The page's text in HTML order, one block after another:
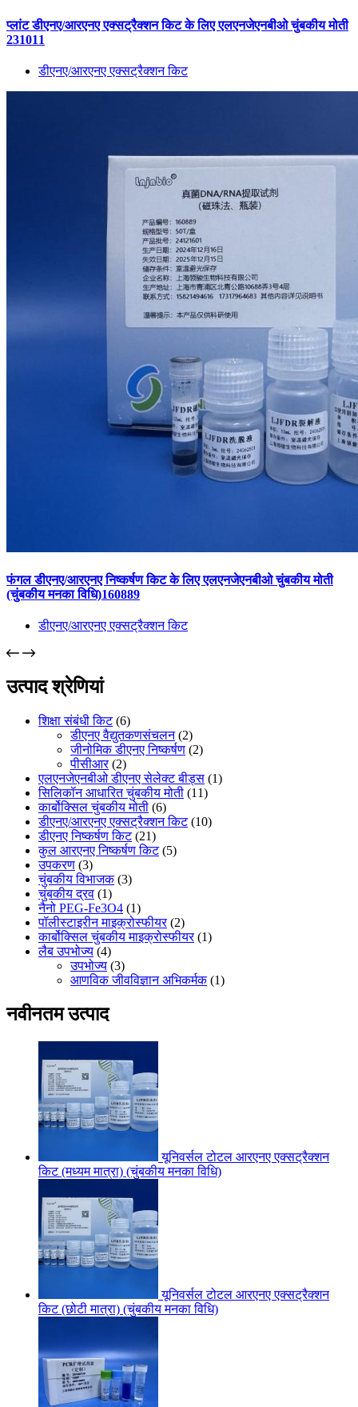
प्लांट डीएनए/आरएनए एक्सट्रैक्शन किट के लिए एलएनजेएनबीओ चुंबकीय मोती
231011
डीएनए/आरएनए एक्सट्रैक्शन किट
फंगल डीएनए/आरएनए निष्कर्षण किट के लिए एलएनजेएनबीओ चुंबकीय मोती
(चुंबकीय मनका विधि)160889
डीएनए/आरएनए एक्सट्रैक्शन किट
उत्पाद श्रेणियां
शिक्षा संबंधी किट(6)
डीएनए वैद्युतकणसंचलन(2)
जीनोमिक डीएनए निष्कर्षण (2)
पीसीआर(2)
एलएनजेएनबीओ डीएनए सेलेक्ट बीड्स (1)
सिलिकॉन आधारित चुंबकीय मोती (11)
कार्बोक्सिल चुंबकीय मोती (6)
डीएनए/आरएनए एक्सट्रैक्शन किट(10)
डीएनए निष्कर्षण किट(21)
कुल आरएनए निष्कर्षण किट(5)
उपकरण (3)
चुंबकीय विभाजक(3)
चुंबकीय द्रव (1)
नैनो PEG-Fe3O4 (1)
पॉलीस्टाइरीन माइक्रोस्फीयर(2)
कार्बोक्सिल चुंबकीय माइक्रोस्फीयर(1)
लैब उपभोज्य (4)
उपभोज्य (3)
आणविक जीवविज्ञान अभिकर्मक(1)
नवीनतम उत्पाद
यूनिवर्सल टोटल आरएनए एक्सट्रैक्शन
किट (मध्यम मात्रा) (चुंबकीय मनका विधि)
यूनिवर्सल टोटल आरएनए एक्सट्रैक्शन
किट (छोटी मात्रा) (चुंबकीय मनका विधि)